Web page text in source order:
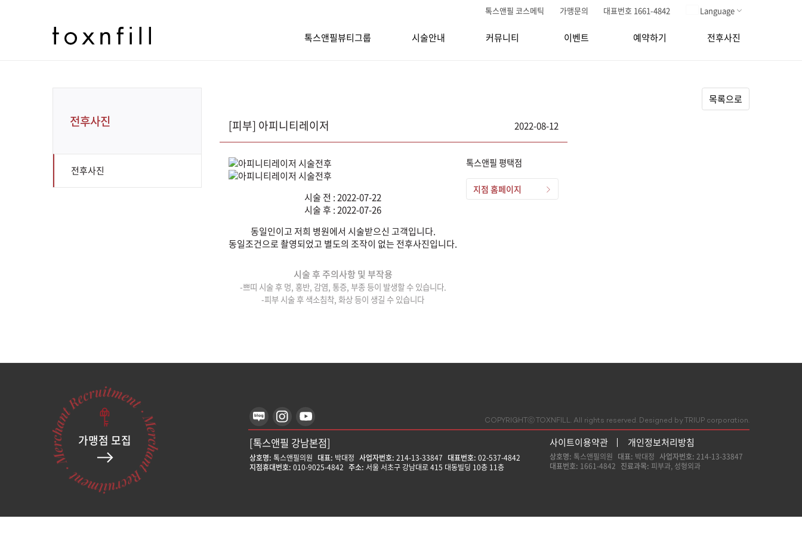
톡스앤필 코스메틱 가맹문의 대표번호 1661-4842 Language
톡스앤필뷰티그룹 시술안내 커뮤니티 이벤트 예약하기 전후사진
전후사진
전후사진
목록으로
[피부] 아피니티레이저 2022-08-12
시술 전 : 2022-07-22
시술 후 : 2022-07-26
동일인이고 저희 병원에서 시술받으신 고객입니다.
동일조건으로 촬영되었고 별도의 조작이 없는 전후사진입니다.
시술 후 주의사항 및 부작용
-쁘띠 시술 후 멍, 홍반, 감염, 통증, 부종 등이 발생할 수 있습니다.
-피부 시술 후 색소침착, 화상 등이 생길 수 있습니다
톡스앤필 평택점
지점 홈페이지
가맹점 모집
COPYRIGHTⓒ TOXNFILL. All rights reserved. Designed by TRIUP corporation.
[톡스앤필 강남본점]
상호명: 톡스앤필의원 대표: 박대정 사업자번호: 214-13-33847 대표번호: 02-537-4842
지점휴대번호: 010-9025-4842 주소: 서울 서초구 강남대로 415 대동빌딩 10층 11층
[톡스앤필 강서점]
사이트이용약관 개인정보처리방침
상호명: 톡스앤필의원 대표: 박대정 사업자번호: 214-13-33847
대표번호: 1661-4842 진료과목: 피부과, 성형외과